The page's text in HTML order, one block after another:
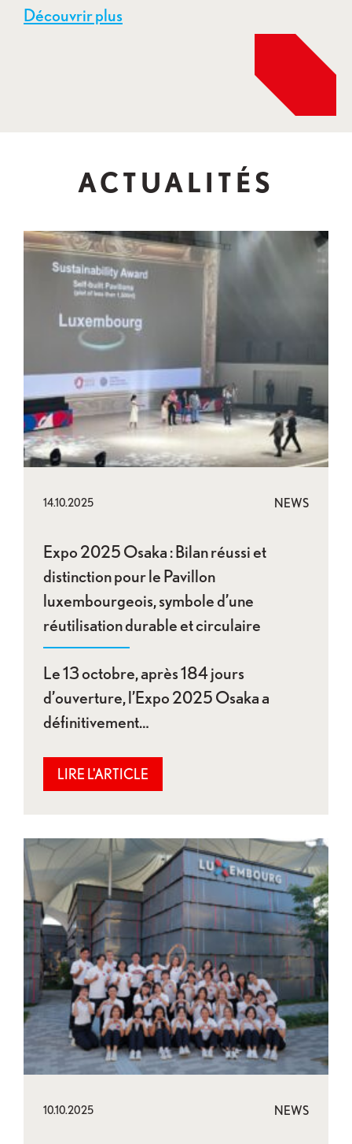
Découvrir plus
ACTUALITÉS
Expo 2025 Osaka : Bilan réussi et distinction
14.10.2025 NEWS
Expo 2025 Osaka : Bilan réussi et
distinction pour le Pavillon
luxembourgeois, symbole d’une
réutilisation durable et circulaire
Le 13 octobre, après 184 jours
d’ouverture, l’Expo 2025 Osaka a
définitivement…
LIRE L'ARTICLE
Dernières festivités et remise de prix au Pavillon
10.10.2025 NEWS